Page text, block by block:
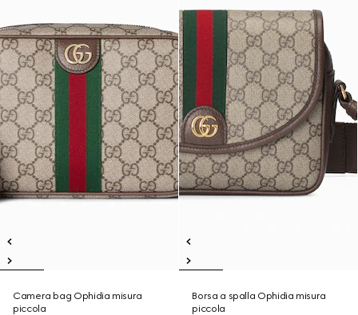
Camera bag Ophidia misura
piccola
Borsa a spalla Ophidia misura
piccola